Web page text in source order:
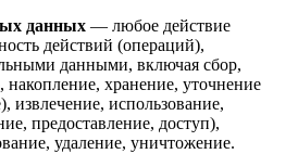
данных — любое действие
действий (операций),
данными, включая сбор,
накопление, хранение, уточнение
извлечение, использование,
предоставление, доступ),
удаление, уничтожение.